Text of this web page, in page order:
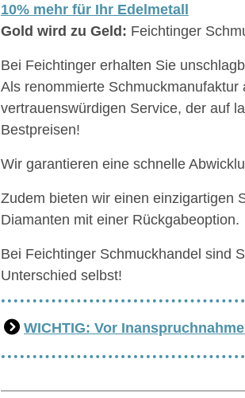
10% mehr für Ihr Edelmetall
Gold wird zu Geld: Feichtinger
Bei Feichtinger erhalten Sie
Als renommierte Schmuckmanufaktur
vertrauenswürdigen Service, der auf
Bestpreisen!
Wir garantieren eine schnelle
Zudem bieten wir einen einzigartigen
Diamanten mit einer Rückgabeoption.
Bei Feichtinger Schmuckhandel sind
Unterschied selbst!
WICHTIG: Vor